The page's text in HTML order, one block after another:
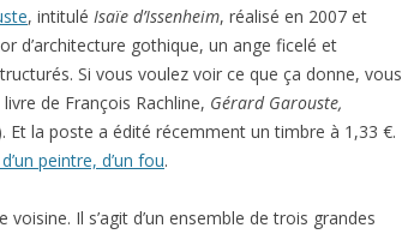
, intitulé Isaïe d’Issenheim, réalisé en 2007 et
d’architecture gothique, un ange ficelé et
Si vous voulez voir ce que ça donne, vous
de François Rachline, Gérard Garouste,
Et la poste a édité récemment un timbre à 1,33 €.
peintre, d’un fou.
Il s’agit d’un ensemble de trois grandes